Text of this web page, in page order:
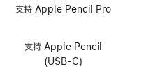
像
统
支持 Apple Pencil Pro
支持 Apple Pencil
(USB-C)